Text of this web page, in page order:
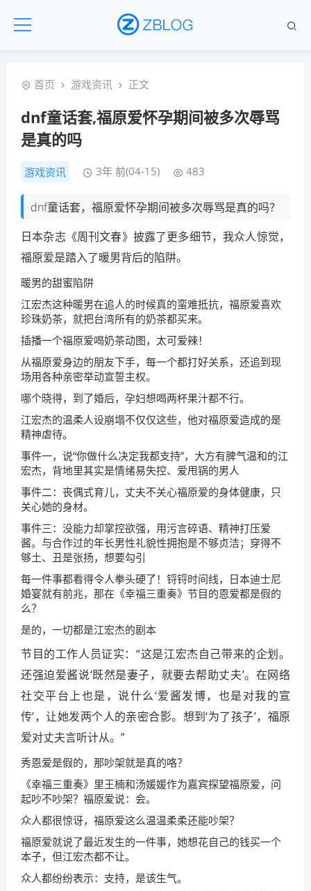
首页 游戏资讯 正文
dnf童话套,福原爱怀孕期间被多次辱骂
是真的吗
游戏资讯 3年 前(04-15) 483
dnf童话套，福原爱怀孕期间被多次辱骂是真的吗？
日本杂志《周刊文春》披露了更多细节，我众人惊觉，
福原爱是踏入了暖男背后的陷阱。
暖男的甜蜜陷阱
江宏杰这种暖男在追人的时候真的蛮难抵抗，福原爱喜欢
珍珠奶茶，就把台湾所有的奶茶都买来。
插播一个福原爱喝奶茶动图，太可爱辣！
从福原爱身边的朋友下手，每一个都打好关系，还追到现
场用各种亲密举动宣誓主权。
哪个晓得，到了婚后，孕妇想喝两杯果汁都不行。
江宏杰的温柔人设崩塌不仅仅这些，他对福原爱造成的是
精神虐待。
事件一，说“你做什么决定我都支持”，大方有脾气温和的江
宏杰，背地里其实是情绪易失控、爱甩锅的男人
事件二：丧偶式育儿，丈夫不关心福原爱的身体健康，只
关心她的身材。
事件三：没能力却掌控欲强，用污言碎语、精神打压爱
酱。与合作过的年长男性礼貌性拥抱是不够贞洁；穿得不
够土、丑是张扬，想要勾引
每一件事都看得令人拳头硬了！锊锊时间线，日本迪士尼
婚宴就有前兆，那在《幸福三重奏》节目的恩爱都是假的
么？
是的，一切都是江宏杰的剧本
节目的工作人员证实：“这是江宏杰自己带来的企划。
还强迫爱酱说‘既然是妻子，就要去帮助丈夫’。在网络
社交平台上也是，说什么‘爱酱发博，也是对我的宣
传’，让她发两个人的亲密合影。想到‘为了孩子’，福原
爱对丈夫言听计从。”
秀恩爱是假的，那吵架就是真的咯？
《幸福三重奏》里王楠和汤媛媛作为嘉宾探望福原爱，问
起吵不吵架？福原爱说：会。
众人都很惊讶，福原爱这么温温柔柔还能吵架？
福原爱就说了最近发生的一件事，她想花自己的钱买一个
本子，但江宏杰都不让。
众人都纷纷表示：支持，是该生气。